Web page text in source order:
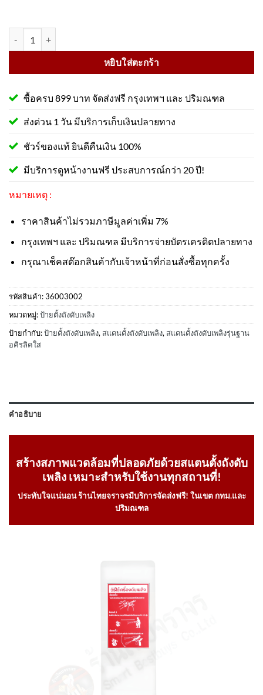
หยิบใส่ตะกร้า
ซื้อครบ 899 บาท จัดส่งฟรี กรุงเทพฯ และ ปริมณฑล
ส่งด่วน 1 วัน มีบริการเก็บเงินปลายทาง
ชัวร์ของแท้ ยินดีคืนเงิน 100%
มีบริการดูหน้างานฟรี ประสบการณ์กว่า 20 ปี!
หมายเหตุ :
ราคาสินค้าไม่รวมภาษีมูลค่าเพิ่ม 7%
กรุงเทพฯ และ ปริมณฑล มีบริการจ่ายบัตรเครดิตปลายทาง
กรุณาเช็คสต๊อกสินค้ากับเจ้าหน้าที่ก่อนสั่งซื้อทุกครั้ง
รหัสสินค้า:36003002
หมวดหมู่:ป้ายตั้งถังดับเพลิง
ป้ายกำกับ:ป้ายตั้งถังดับเพลิง, สแตนตั้งถังดับเพลิง, สแตนตั้งถังดับเพลิงรุ่นฐาน
อคิรลิคใส
คำอธิบาย
สร้างสภาพแวดล้อมที่ปลอดภัยด้วยสแตนตั้งถังดับ
เพลิง เหมาะสำหรับใช้งานทุกสถานที่!
ประทับใจแน่นอน ร้านไทยจราจรมีบริการจัดส่งฟรี! ในเขต กทม.และ
ปริมณฑล